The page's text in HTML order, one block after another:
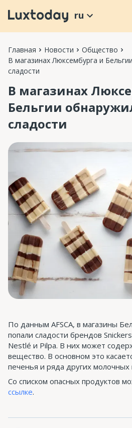
ru
Главная Новости
Общество
В магазинах Люксембурга и
сладости
В магазинах
Бельгии
сладости
По данным AFSCA, в магазины
попали сладости брендов
Nestlé и Pilpa. В них может
вещество. В основном это
печенья и ряда других молочных
Со списком опасных продуктов
ссылке.